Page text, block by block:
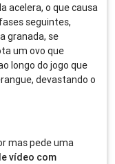
acelera, o que causa
seguintes,
granada, se
um ovo que
longo do jogo que
devastando o
mas pede uma
vídeo com